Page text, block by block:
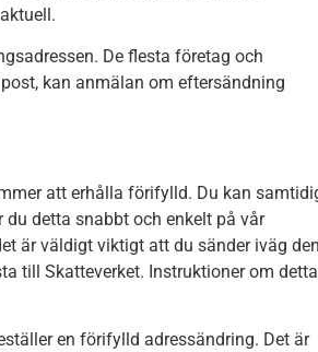
De flesta företag och
kan anmälan om eftersändning
att erhålla förifylld. Du kan
detta snabbt och enkelt på vår
är väldigt viktigt att du sänder iväg
till Skatteverket. Instruktioner om detta
en förifylld adressändring. Det är